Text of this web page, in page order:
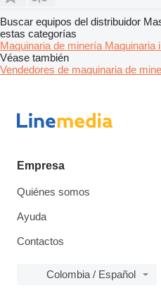
Buscar equipos del distribuidor
estas categorías
Maquinaria de minería Maquinaria
Véase también
Vendedores de maquinaria de
Empresa
Quiénes somos
Ayuda
Contactos
Colombia / Español